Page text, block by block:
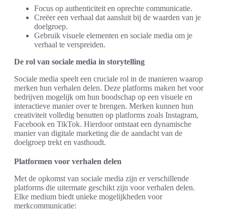
Focus op authenticiteit en oprechte communicatie.
Creëer een verhaal dat aansluit bij de waarden van je
doelgroep.
Gebruik visuele elementen en sociale media om je
verhaal te verspreiden.
De rol van sociale media in storytelling
Sociale media speelt een cruciale rol in de manieren waarop
merken hun verhalen delen. Deze platforms maken het voor
bedrijven mogelijk om hun boodschap op een visuele en
interactieve manier over te brengen. Merken kunnen hun
creativiteit volledig benutten op platforms zoals Instagram,
Facebook en TikTok. Hierdoor ontstaat een dynamische
manier van digitale marketing die de aandacht van de
doelgroep trekt en vasthoudt.
Platformen voor verhalen delen
Met de opkomst van sociale media zijn er verschillende
platforms die uitermate geschikt zijn voor verhalen delen.
Elke medium biedt unieke mogelijkheden voor
merkcommunicatie: